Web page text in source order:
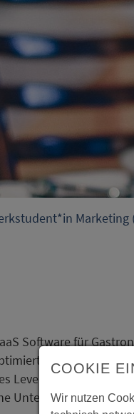
Marketing
Software für
die operative
Level von
Unternehmen.
COOKIE
Wir nutzen